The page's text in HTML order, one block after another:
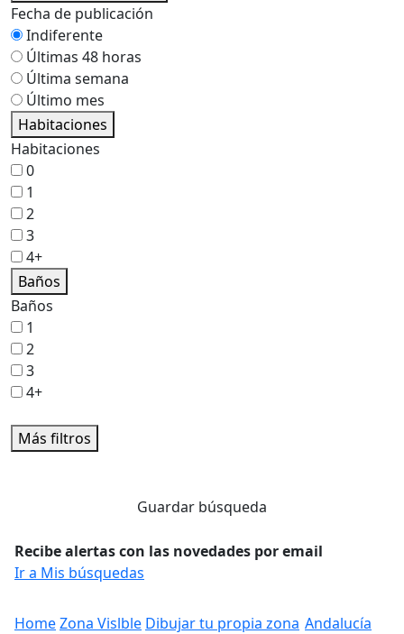
Fecha de publicación
Indiferente
Últimas 48 horas
Última semana
Último mes
Habitaciones
Habitaciones
0
1
2
3
4+
Baños
Baños
1
2
3
4+
Más filtros
Guardar búsqueda
Recibe alertas con las novedades por email
Ir a Mis búsquedas
HomeZona Vislble Dibujar tu propia zona Andalucía